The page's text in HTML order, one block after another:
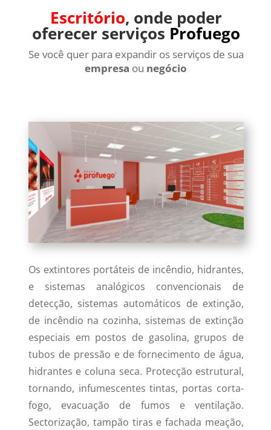
Escritório, onde poder
oferecer serviços Profuego
Se você quer para expandir os serviços de sua
empresa ou negócio
Os extintores portáteis de incêndio, hidrantes,
e sistemas analógicos convencionais de
detecção, sistemas automáticos de extinção,
de incêndio na cozinha, sistemas de extinção
especiais em postos de gasolina, grupos de
tubos de pressão e de fornecimento de água,
hidrantes e coluna seca. Protecção estrutural,
tornando, infumescentes tintas, portas corta-
fogo, evacuação de fumos e ventilação.
Sectorização, tampão tiras e fachada meação,